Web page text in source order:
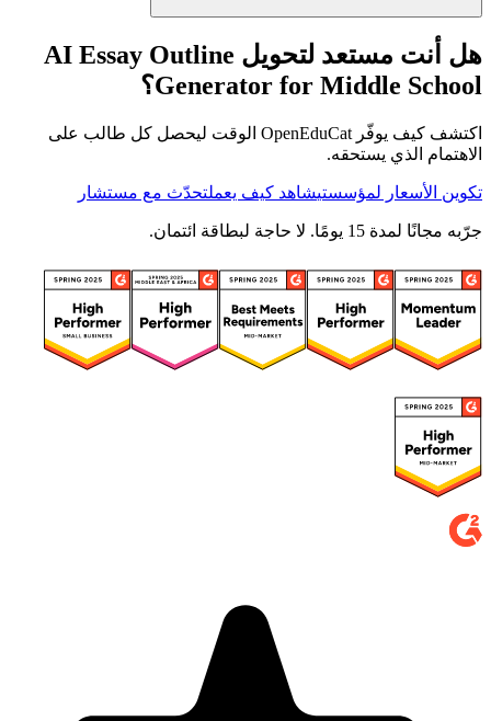
هل أنت مستعد لتحويل AI Essay Outline
Generator for Middle School؟
اكتشف كيف يوفّر OpenEduCat الوقت ليحصل كل طالب على
الاهتمام الذي يستحقه.
تكوين الأسعار لمؤسستيشاهد كيف يعملتحدّث مع مستشار
جرّبه مجانًا لمدة 15 يومًا. لا حاجة لبطاقة ائتمان.